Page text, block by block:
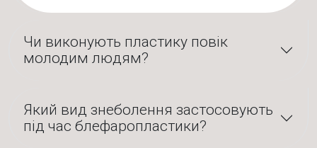
Чи виконують пластику повік
молодим людям?
Який вид знеболення застосовують
під час блефаропластики?